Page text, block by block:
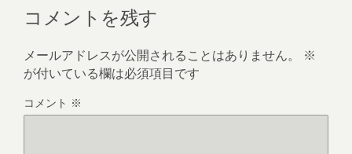
コメントを残す
メールアドレスが公開されることはありません。
※
が付いている欄は必須項目です
コメント ※